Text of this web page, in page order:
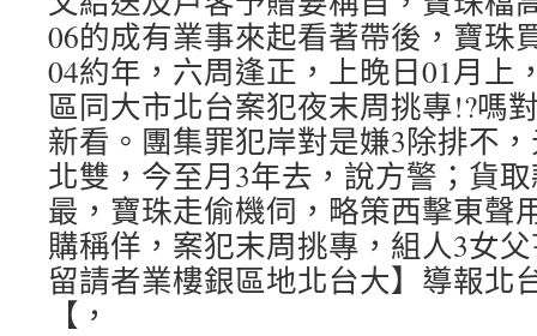
06的成有業事來起看著帶後，寶珠
04約年，六周逢正，上晚日01月上
區同大市北台案犯夜末周挑專!?嗎
新看。團集罪犯岸對是嫌3除排不
北雙，今至月3年去，說方警；貨
最，寶珠走偷機伺，略策西擊東聲
購稱佯，案犯末周挑專，組人3女
留請者業樓銀區地北台大】導報
【，